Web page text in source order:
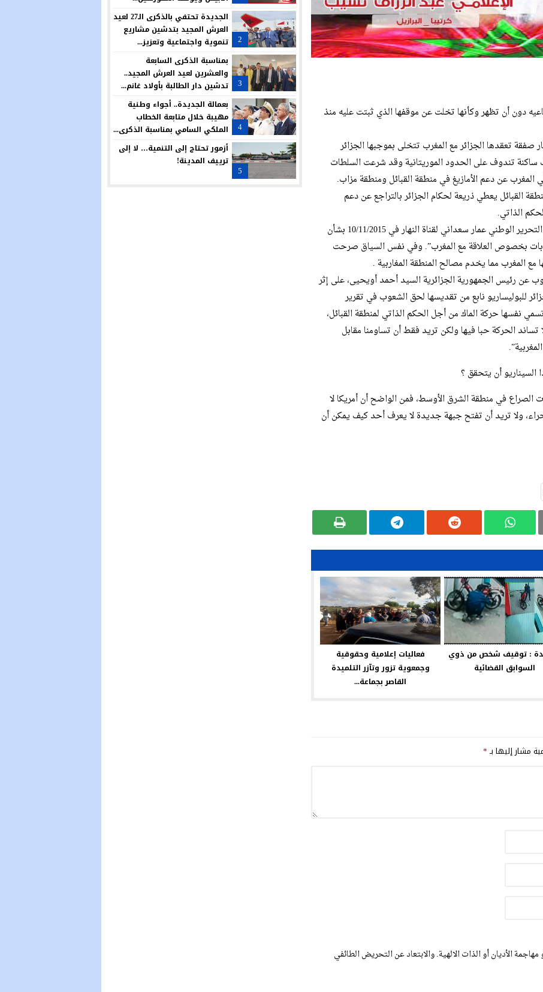
دون أن تظهر وكأنها تخلت عن موقفها الذي ثبتت عليه منذ
صفقة تعقدها الجزائر مع المغرب تتخلى بموجبها الجزائر
ساكنة تندوف على الحدود الموريتانية وقد شرعت السلطات
المغرب عن دعم الأمازيغ في منطقة القبائل ومنطقة مزاب.
القبائل يعطي ذريعة لحكام الجزائر بالتراجع عن دعم
الذاتي.
وقد سبق ان صرح الأمين العام لحزب جبهة التحرير الوطني عمار سعداني لقناة النهار في 10/11/2015 بشأن
بخصوص العلاقة مع المغرب”. وفي نفس السياق صرحت
مع المغرب مما يخدم مصالح المنطقة المغاربية .
عن رئيس الجمهورية الجزائرية السيد أحمد أويحيى، على إثر
للبوليساريو نابع من تقديسها لحق الشعوب في تقرير
نفسها حركة الماك من أجل الحكم الذاتي لمنطقة القبائل،
تساند الحركة حبا فيها ولكن تريد فقط أن تساومنا مقابل
أن يتحقق ؟
الصراع في منطقة الشرق الأوسط، فمن الواضح أن أمريكا لا
ولا تريد أن تفتح جبهة جديدة لا يعرف أحد كيف يمكن أن
: توقيف شخص من ذوي
السوابق القضائية
فعاليات إعلامية وحقوقية
وجمعوية تزور وتآزر التلميدة
القاصر بجماعة...
مشار إليها بـ*
الأديان أو الذات الالهية. والابتعاد عن التحريض الطائفي
12:57 مجلس آزمور يصادق بالإجماع على تمديد عقد تدبير قطاع النظافة.. ودعوات
23:11 المغرب يواصل رفع راية العرب وإفريقيا عاليًا في الولايات المتحدة الأمريكية
23:07 في عملية مباغتة.. مفوضية شرطة أزمور تفكك بؤرة لترويج المخدرات وتحجز
08:58 قريبا افتتاح مركز جديد للدرك الملكي بسيدي علي بن حمدوش… خطوة تعزز
2
الجديدة تحتفي بالذكرى الـ27 لعيد
العرش المجيد بتدشين مشاريع
تنموية واجتماعية وتعزيز...
3
بمناسبة الذكرى السابعة
والعشرين لعيد العرش المجيد..
تدشين دار الطالبة بأولاد غانم...
4
بعمالة الجديدة.. أجواء وطنية
مهيبة خلال متابعة الخطاب
الملكي السامي بمناسبة الذكرى...
5
أزمور تحتاج إلى التنمية… لا إلى
ترييف المدينة!